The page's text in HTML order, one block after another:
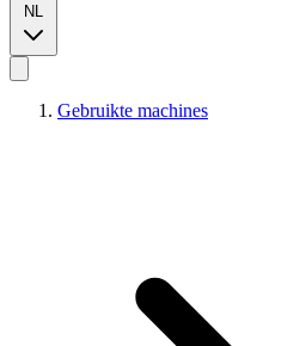
NL
Gebruikte machines